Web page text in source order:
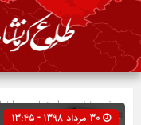
صفحه نخستاجتماعی»